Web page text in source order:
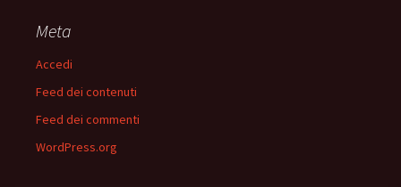
Meta
Accedi
Feed dei contenuti
Feed dei commenti
WordPress.org